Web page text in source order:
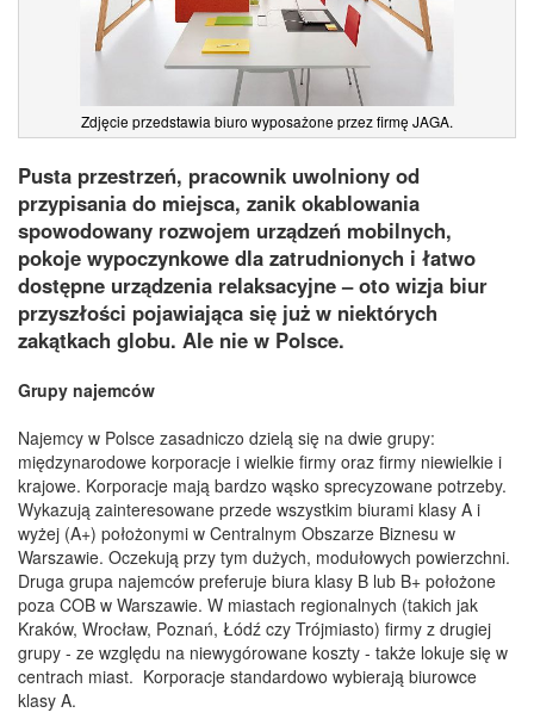
Zdjęcie przedstawia biuro wyposażone przez firmę JAGA.
Pusta przestrzeń, pracownik uwolniony od
przypisania do miejsca, zanik okablowania
spowodowany rozwojem urządzeń mobilnych,
pokoje wypoczynkowe dla zatrudnionych i łatwo
dostępne urządzenia relaksacyjne – oto wizja biur
przyszłości pojawiająca się już w niektórych
zakątkach globu. Ale nie w Polsce.
Grupy najemców
Najemcy w Polsce zasadniczo dzielą się na dwie grupy:
międzynarodowe korporacje i wielkie firmy oraz firmy niewielkie i
krajowe. Korporacje mają bardzo wąsko sprecyzowane potrzeby.
Wykazują zainteresowane przede wszystkim biurami klasy A i
wyżej (A+) położonymi w Centralnym Obszarze Biznesu w
Warszawie. Oczekują przy tym dużych, modułowych powierzchni.
Druga grupa najemców preferuje biura klasy B lub B+ położone
poza COB w Warszawie. W miastach regionalnych (takich jak
Kraków, Wrocław, Poznań, Łódź czy Trójmiasto) firmy z drugiej
grupy - ze względu na niewygórowane koszty - także lokuje się w
centrach miast. Korporacje standardowo wybierają biurowce
klasy A.